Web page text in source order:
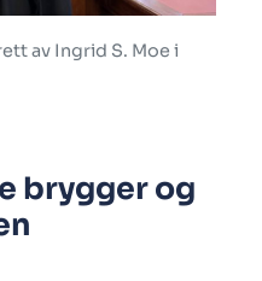
av Ingrid S. Moe i
brygger og